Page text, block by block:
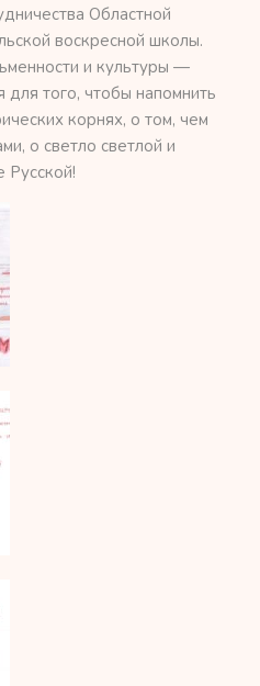
Областной
воскресной школы.
и культуры —
того, чтобы напомнить
корнях, о том, чем
о светло светлой и
Русской!